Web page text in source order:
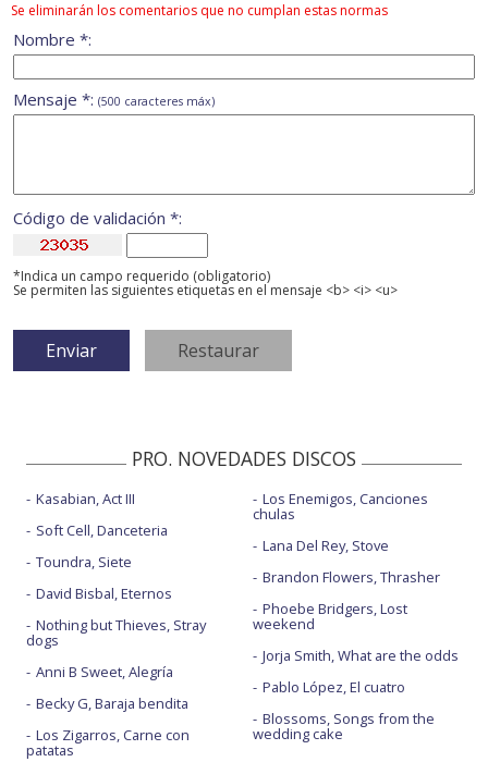
Se eliminarán los comentarios que no cumplan estas normas
Nombre *:
Mensaje *: (500 caracteres máx)
Código de validación *:
*Indica un campo requerido (obligatorio)
Se permiten las siguientes etiquetas en el mensaje <b> <i> <u>
PRO. NOVEDADES DISCOS
Kasabian, Act III
Soft Cell, Danceteria
Toundra, Siete
David Bisbal, Eternos
Nothing but Thieves, Stray
dogs
Anni B Sweet, Alegría
Becky G, Baraja bendita
Los Zigarros, Carne con
patatas
Los Enemigos, Canciones
chulas
Lana Del Rey, Stove
Brandon Flowers, Thrasher
Phoebe Bridgers, Lost
weekend
Jorja Smith, What are the odds
Pablo López, El cuatro
Blossoms, Songs from the
wedding cake